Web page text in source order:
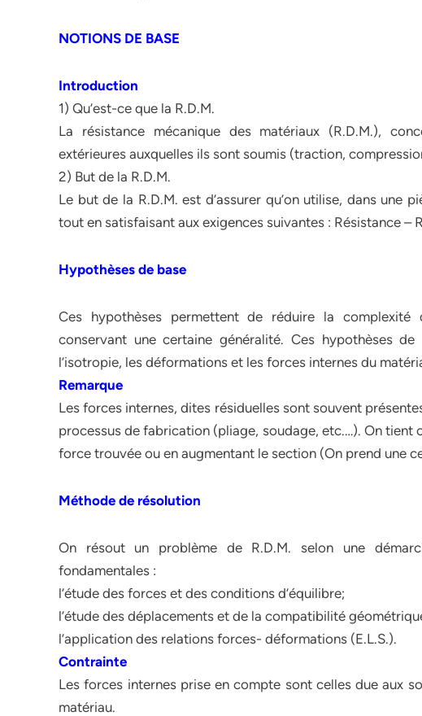
NOTIONS DE BASE
Introduction
1) Qu’est-ce que la R.D.M.
La résistance mécanique des matériaux (R.D.M.),
extérieures auxquelles ils sont soumis (traction,
2) But de la R.D.M.
Le but de la R.D.M. est d’assurer qu’on utilise, dans une
tout en satisfaisant aux exigences suivantes : Résistance –
Hypothèses de base
Ces hypothèses permettent de réduire la complexité
conservant une certaine généralité. Ces hypothèses
l’isotropie, les déformations et les forces internes du
Remarque
Les forces internes, dites résiduelles sont souvent
processus de fabrication (pliage, soudage, etc.…). On tient
force trouvée ou en augmentant le section (On prend une
Méthode de résolution
On résout un problème de R.D.M. selon une
fondamentales :
l’étude des forces et des conditions d’équilibre;
l’étude des déplacements et de la compatibilité
l’application des relations forces- déformations (E.L.S.).
Contrainte
Les forces internes prise en compte sont celles due aux
matériau.